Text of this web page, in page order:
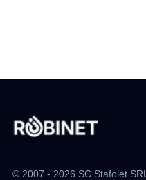
© 2007 - 2026 SC Stafolet SRL